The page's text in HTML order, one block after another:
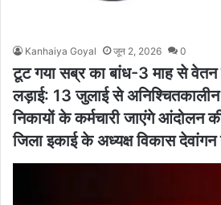
Kanhaiya Goyal जून 2, 2026 0
टूट गया सब्र का बांध-3 माह से
लड़ाई: 13 जुलाई से
निकायों के कर्मचारी जाएंगे आंदोलन
जिला इकाई के अध्यक्ष विकास देवांगन